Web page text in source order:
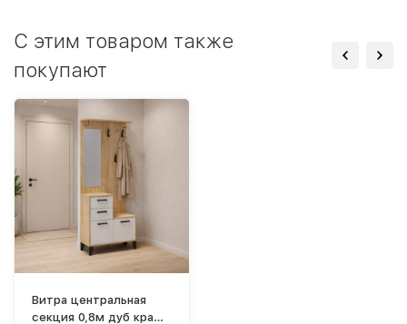
C этим товаром также
покупают
Витра центральная
секция 0,8м дуб крафт